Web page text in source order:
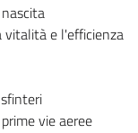
vitalità e l'efficienza
vie aeree